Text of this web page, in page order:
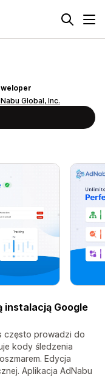
Global, Inc.
instalacją Google
często prowadzi do
kody śledzenia
Edycja
Aplikacja AdNabu